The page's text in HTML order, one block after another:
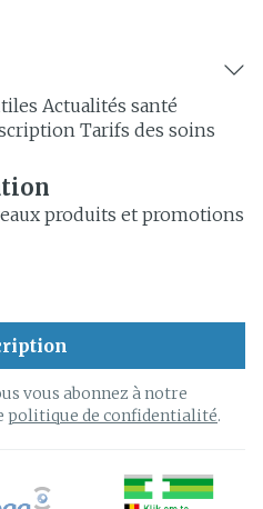
Actualités santé
Tarifs des soins
produits et promotions
vous abonnez à notre
politique de confidentialité.